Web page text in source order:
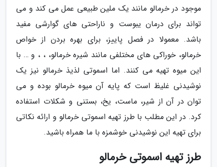
موجود در خرمالو مانند یک ملین طبیعی عمل می کند و می
تواند برای درمان یبوست و ناراحتی های گوارشی مفید
باشد. معمولا در فصل پاییز، برای بهره بردن از خواص
خرمالو، خوراکی های مختلفی مانند شیره خرمالو، ، ، و … با
این میوه تهیه می کنند. اما اسموتی لذیذ خرمالو نیز یک
نوشیدنی غلیظ است که پایه آن میوه خرمالو بوده و می
توان در آن از شیر، ماست، یخ، بستنی و شکلات استفاده
کرد. در این مطلب با طرز تهیه اسموتی خرمالو و ارائه نکاتی
برای تهیه این نوشیدنی خوشمزه با ما همراه باشید.
طرز تهیه اسموتی خرمالو